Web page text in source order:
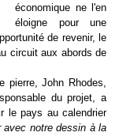
économique ne l'en
éloigne pour une
de revenir, le
circuit aux abords de
pierre, John Rhodes,
du projet, a
le pays au calendrier
avec notre dessin à la